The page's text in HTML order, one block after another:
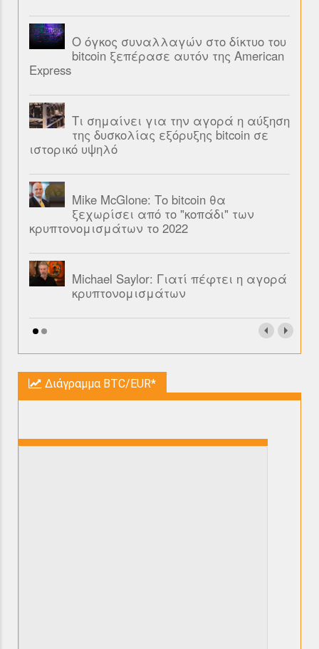
Ο όγκος συναλλαγών στο δίκτυο του
bitcoin ξεπέρασε αυτόν της American
Express
Τι σημαίνει για την αγορά η αύξηση
της δυσκολίας εξόρυξης bitcoin σε
ιστορικό υψηλό
Mike McGlone: Το bitcoin θα
ξεχωρίσει από το "κοπάδι" των
κρυπτονομισμάτων το 2022
Michael Saylor: Γιατί πέφτει η αγορά
κρυπτονομισμάτων
Διάγραμμα BTC/EUR*